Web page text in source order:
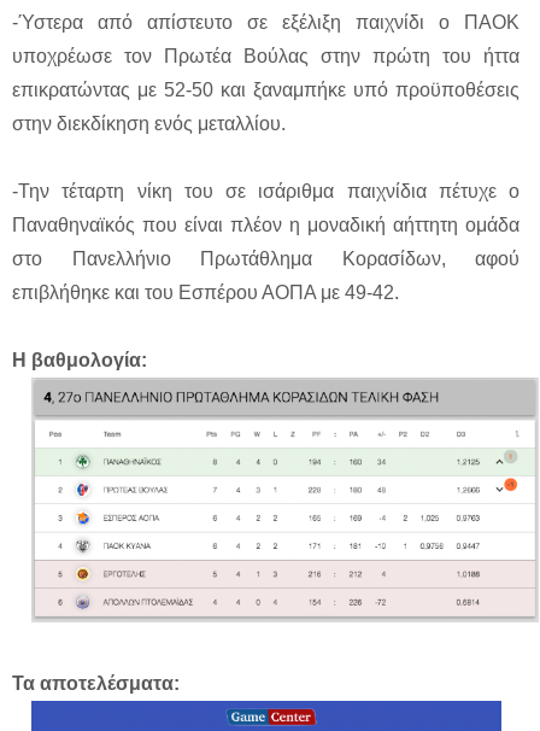
-Ύστερα από απίστευτο σε εξέλιξη παιχνίδι ο ΠΑΟΚ
υποχρέωσε τον Πρωτέα Βούλας στην πρώτη του ήττα
επικρατώντας με 52-50 και ξαναμπήκε υπό προϋποθέσεις
στην διεκδίκηση ενός μεταλλίου.
-Την τέταρτη νίκη του σε ισάριθμα παιχνίδια πέτυχε ο
Παναθηναϊκός που είναι πλέον η μοναδική αήττητη ομάδα
στο Πανελλήνιο Πρωτάθλημα Κορασίδων, αφού
επιβλήθηκε και του Εσπέρου ΑΟΠΑ με 49-42.
Η βαθμολογία:
Τα αποτελέσματα: